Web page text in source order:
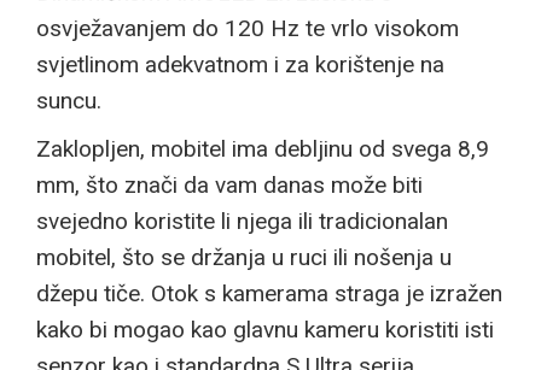
osvježavanjem do 120 Hz te vrlo visokom
svjetlinom adekvatnom i za korištenje na
suncu.
Zaklopljen, mobitel ima debljinu od svega 8,9
mm, što znači da vam danas može biti
svejedno koristite li njega ili tradicionalan
mobitel, što se držanja u ruci ili nošenja u
džepu tiče. Otok s kamerama straga je izražen
kako bi mogao kao glavnu kameru koristiti isti